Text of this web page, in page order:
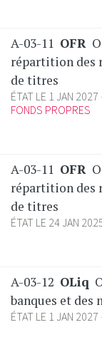
A-03-11 OFR
répartition des
de titres
ÉTAT LE 1 JAN 2027
FONDS PROPRES
A-03-11 OFR
répartition des
de titres
ÉTAT LE 24 JAN
A-03-12 OLiq
banques et des
ÉTAT LE 1 JAN 2027